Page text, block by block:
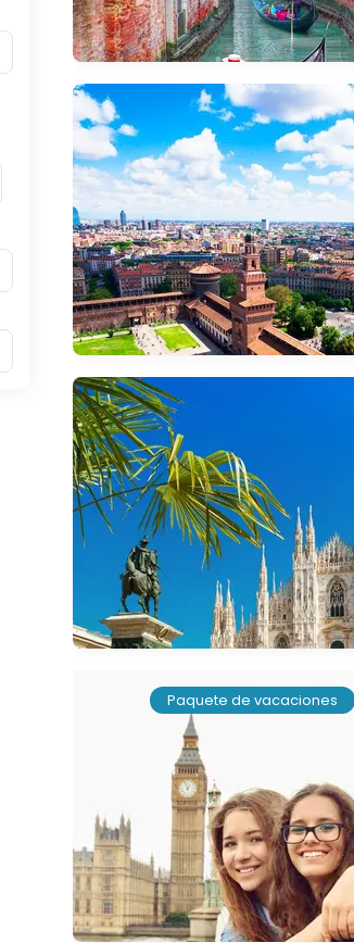
Paquete de vacaciones